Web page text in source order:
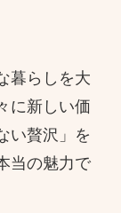
暮らしを大
に新しい価
い贅沢」を
当の魅力で